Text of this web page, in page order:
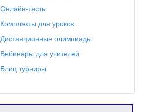
Онлайн-тесты
Комплекты для уроков
Дистанционные олимпиады
Вебинары для учителей
Блиц турниры